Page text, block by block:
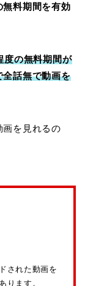
料期間を有効
度の無料期間が
全話無で動画を
を見れるの
された動画を
ります。